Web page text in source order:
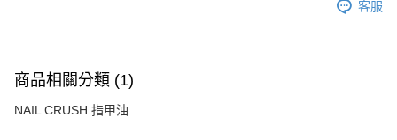
客服
商品相關分類 (1)
NAIL CRUSH 指甲油